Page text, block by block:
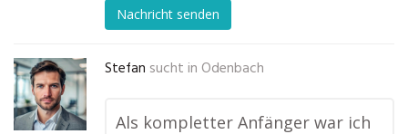
Nachricht senden
Stefan sucht in Odenbach
Als kompletter Anfänger war ich